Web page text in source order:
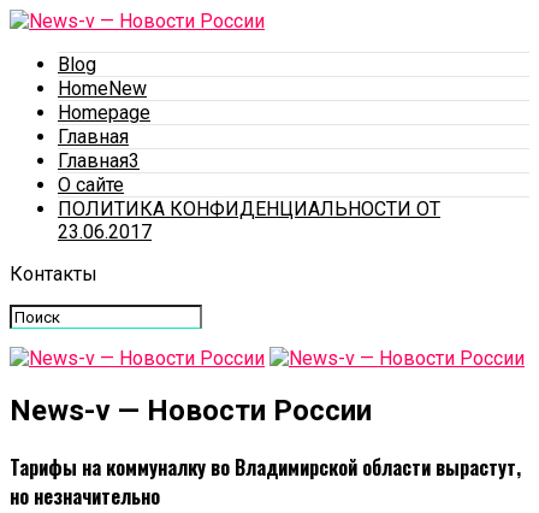
Blog
HomeNew
Homepage
Главная
Главная3
О сайте
ПОЛИТИКА КОНФИДЕНЦИАЛЬНОСТИ ОТ
23.06.2017
Контакты
News-v — Новости России
Тарифы на коммуналку во Владимирской области вырастут,
но незначительно